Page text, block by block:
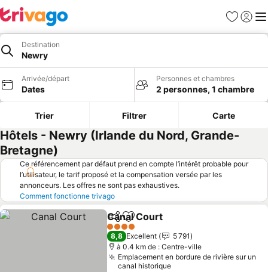
Favoris
Se
Destination
Newry
Arrivée/départ
Dates
Personnes et chambres
2 personnes, 1 chambre
Trier Filtrer Carte
Hôtels - Newry (Irlande du Nord, Grande-
Bretagne)
Ce référencement par défaut prend en compte l’intérêt probable pour
l’utilisateur, le tarif proposé et la compensation versée par les
annonceurs. Les offres ne sont pas exhaustives.
Comment fonctionne trivago
PartagerAjouter à mes favoris
Canal Court
4 Étoiles
8,8 Excellent
5 791
à 0.4 km de : Centre-ville
Emplacement en bordure de rivière sur un
canal historique